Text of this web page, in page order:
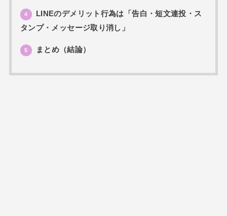
4
LINEのデメリット行為は「告白・短文連投・ス
タンプ・メッセージ取り消し」
5 まとめ（結論）